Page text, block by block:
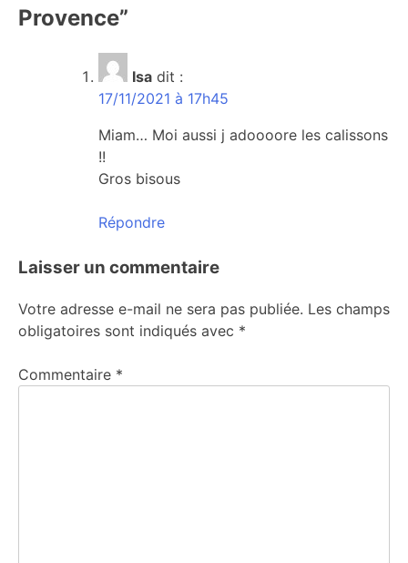
Provence”
Isa dit :
17/11/2021 à 17h45
Miam… Moi aussi j adoooore les calissons
!!
Gros bisous
Répondre
Laisser un commentaire
Votre adresse e-mail ne sera pas publiée. Les champs
obligatoires sont indiqués avec *
Commentaire *